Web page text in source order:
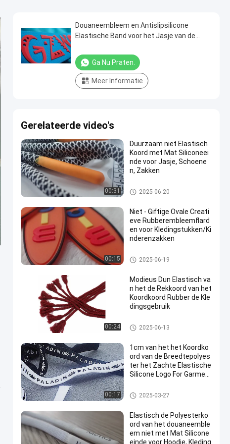
Douaneembleem en Antislipsilicone
Elastische Band voor het Jasje van de
Ga Nu Praten.
Meer Informatie
Gerelateerde video's
00:31
Duurzaam niet Elastisch
Koord met Mat Siliconeei
nde voor Jasje, Schoene
n, Zakken
kabeltouw
2025-06-20
00:15
Niet - Giftige Ovale Creati
eve Rubberembleemflard
en voor Kledingstukken/Ki
nderenzakken
silicone rubberetiketten
2025-06-19
00:24
Modieus Dun Elastisch va
n het de Rekkoord van het
Koordkoord Rubber de Kle
dingsgebruik
kabeltouw
2025-06-13
00:17
1cm van het het Koordko
ord van de Breedtepolyes
ter het Zachte Elastische
Silicone Logo For Garmen
kabeltouw
2025-03-27
Elastisch de Polyesterko
ord van het douaneemble
em niet met Mat Silicone
einde voor Hoodie, Kleding